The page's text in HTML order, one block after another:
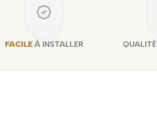
FACILEÀ INSTALLER QUALITÉ